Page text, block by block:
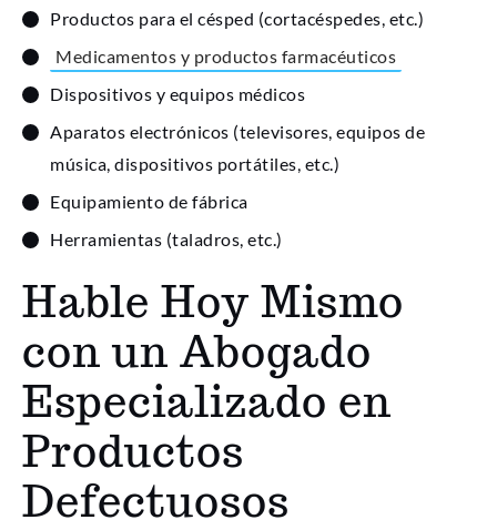
Productos para el césped (cortacéspedes, etc.)
Medicamentos y productos farmacéuticos
Dispositivos y equipos médicos
Aparatos electrónicos (televisores, equipos de
música, dispositivos portátiles, etc.)
Equipamiento de fábrica
Herramientas (taladros, etc.)
Hable Hoy Mismo
con un Abogado
Especializado en
Productos
Defectuosos